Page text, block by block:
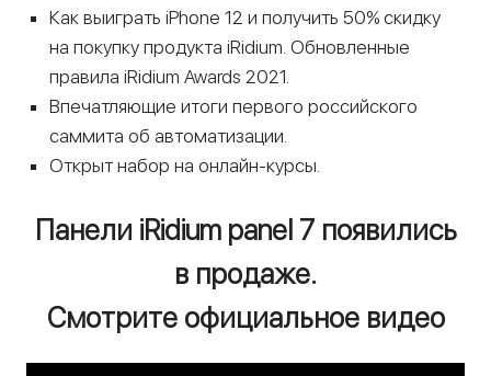
Как выиграть iPhone 12 и получить 50% скидку
на покупку продукта iRidium. Обновленные
правила iRidium Awards 2021.
Впечатляющие итоги первого российского
саммита об автоматизации.
Открыт набор на онлайн-курсы.
Панели iRidium panel 7 появились
в продаже.
Смотрите официальное видео